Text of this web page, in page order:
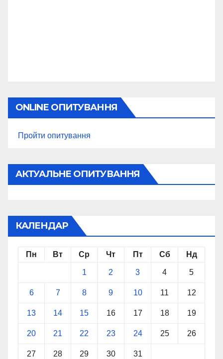
ONLINE ОПИТУВАННЯ
Пройти опитування
АКТУАЛЬНЕ ОПИТУВАННЯ
КАЛЕНДАР
Пн Вт Ср Чт Пт Сб Нд
1 2 3 4 5
6 7 8 9 10 11 12
13 14 15 16 17 18 19
20 21 22 23 24 25 26
27 28 29 30 31